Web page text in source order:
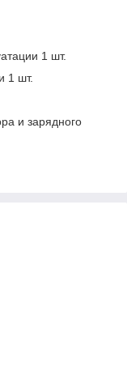
1 шт.
1 шт.
и зарядного